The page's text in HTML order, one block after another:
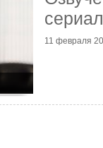
11 февраля